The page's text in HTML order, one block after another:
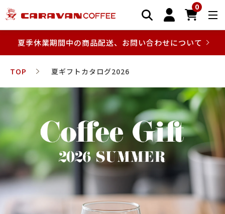
0
夏季休業期間中の商品配送、お問い合わせについて
TOP 夏ギフトカタログ2026